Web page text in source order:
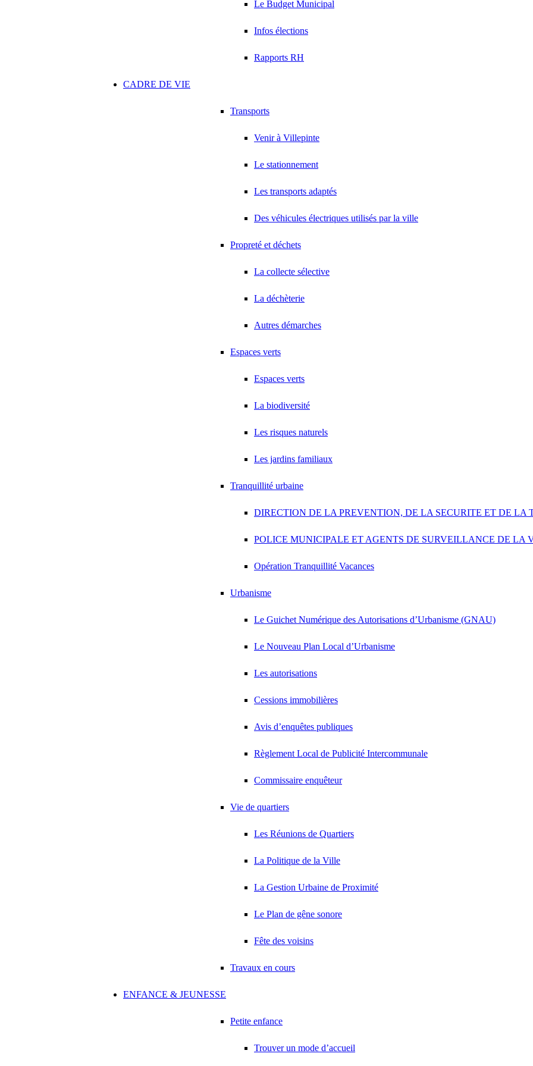
Le Budget Municipal
Infos élections
Rapports RH
CADRE DE VIE
Transports
Venir à Villepinte
Le stationnement
Les transports adaptés
Des véhicules électriques utilisés par la ville
Propreté et déchets
La collecte sélective
La déchèterie
Autres démarches
Espaces verts
Espaces verts
La biodiversité
Les risques naturels
Les jardins familiaux
Tranquillité urbaine
DIRECTION DE LA PREVENTION, DE LA SECURITE ET DE LA
POLICE MUNICIPALE ET AGENTS DE SURVEILLANCE DE LA
Opération Tranquillité Vacances
Urbanisme
Le Guichet Numérique des Autorisations d’Urbanisme (GNAU)
Le Nouveau Plan Local d’Urbanisme
Les autorisations
Cessions immobilières
Avis d’enquêtes publiques
Règlement Local de Publicité Intercommunale
Commissaire enquêteur
Vie de quartiers
Les Réunions de Quartiers
La Politique de la Ville
La Gestion Urbaine de Proximité
Le Plan de gêne sonore
Fête des voisins
Travaux en cours
ENFANCE & JEUNESSE
Petite enfance
Trouver un mode d’accueil